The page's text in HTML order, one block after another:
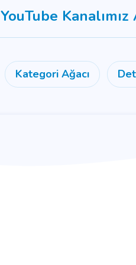
YouTube Kanalımız
Kategori Ağacı